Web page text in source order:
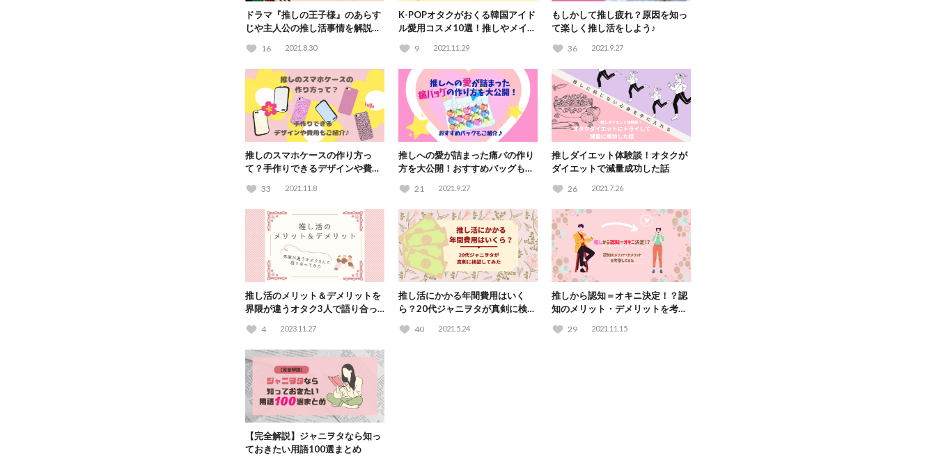
ドラマ『推しの王子様』のあらす
じや主人公の推し活事情を解説！
16 2021.8.30
K-POPオタクがおくる韓国アイド
ル愛用コスメ10選！推しやメイク
9 2021.11.29
もしかして推し疲れ？原因を知っ
て楽しく推し活をしよう♪
36 2021.9.27
推しのスマホケースの作り方っ
て？手作りできるデザインや費用
33 2021.11.8
推しへの愛が詰まった痛バの作り
方を大公開！おすすめバッグもご
21 2021.9.27
推しダイエット体験談！オタクが
ダイエットで減量成功した話
26 2021.7.26
推し活のメリット＆デメリットを
界隈が違うオタク3人で語り合っ
4 2023.11.27
推し活にかかる年間費用はいく
ら？20代ジャニヲタが真剣に検証
40 2021.5.24
推しから認知＝オキニ決定！？認
知のメリット・デメリットを考察
29 2021.11.15
【完全解説】ジャニヲタなら知っ
ておきたい用語100選まとめ